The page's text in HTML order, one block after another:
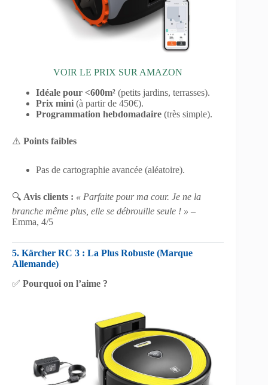
VOIR LE PRIX SUR AMAZON
Idéale pour <600m² (petits jardins, terrasses).
Prix mini (à partir de 450€).
Programmation hebdomadaire (très simple).
⚠️ Points faibles
Pas de cartographie avancée (aléatoire).
🔍 Avis clients : « Parfaite pour ma cour. Je ne la
branche même plus, elle se débrouille seule ! » –
Emma, 4/5
5. Kärcher RC 3 : La Plus Robuste (Marque
Allemande)
✅ Pourquoi on l’aime ?